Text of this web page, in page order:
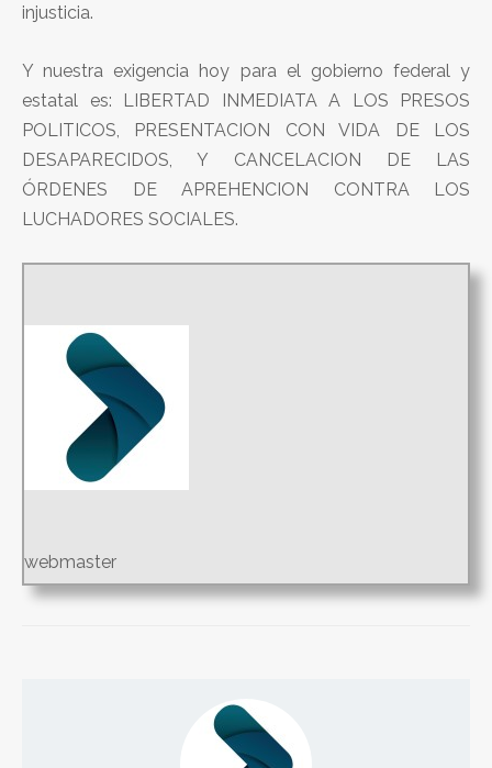
injusticia.
Y nuestra exigencia hoy para el gobierno federal y
estatal es: LIBERTAD INMEDIATA A LOS PRESOS
POLITICOS, PRESENTACION CON VIDA DE LOS
DESAPARECIDOS, Y CANCELACION DE LAS
ÓRDENES DE APREHENCION CONTRA LOS
LUCHADORES SOCIALES.
webmaster